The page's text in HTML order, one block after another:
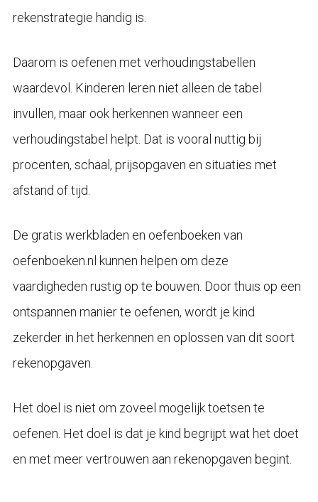
rekenstrategie handig is.
Daarom is oefenen met verhoudingstabellen
waardevol. Kinderen leren niet alleen de tabel
invullen, maar ook herkennen wanneer een
verhoudingstabel helpt. Dat is vooral nuttig bij
procenten, schaal, prijsopgaven en situaties met
afstand of tijd.
De gratis werkbladen en oefenboeken van
oefenboeken.nl kunnen helpen om deze
vaardigheden rustig op te bouwen. Door thuis op een
ontspannen manier te oefenen, wordt je kind
zekerder in het herkennen en oplossen van dit soort
rekenopgaven.
Het doel is niet om zoveel mogelijk toetsen te
oefenen. Het doel is dat je kind begrijpt wat het doet
en met meer vertrouwen aan rekenopgaven begint.